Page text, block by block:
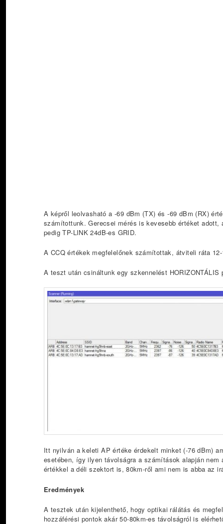
A képről leolvasható a -69 dBm (TX) és -69 dBm (RX)
számítottunk. Gerecsei mérés is kevesebb értéket
pedig TP-LINK 24dB-es GRID.
A CCQ értékek megfelelőnek számítottak, átviteli ráta
A teszt után csináltunk egy szkennelést
Itt nyilván a keleti AP értéke érdekelt minket (-76 dBm)
esetében, így ilyen távolságra a számítások alapján
értékkel a déli szektort is, 80km-ről ami nem is abba az
Eredmények
A tesztek után kijelenthető, hogy optikai rálátás és
hozzáférési pontok akár 50-80km-es távolságról is